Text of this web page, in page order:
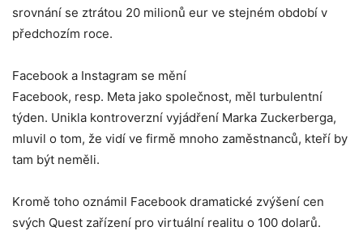
srovnání se ztrátou 20 milionů eur ve stejném období v
předchozím roce.
Facebook a Instagram se mění
Facebook, resp. Meta jako společnost, měl turbulentní
týden. Unikla kontroverzní vyjádření Marka Zuckerberga,
mluvil o tom, že vidí ve firmě mnoho zaměstnanců, kteří by
tam být neměli.
Kromě toho oznámil Facebook dramatické zvýšení cen
svých Quest zařízení pro virtuální realitu o 100 dolarů.